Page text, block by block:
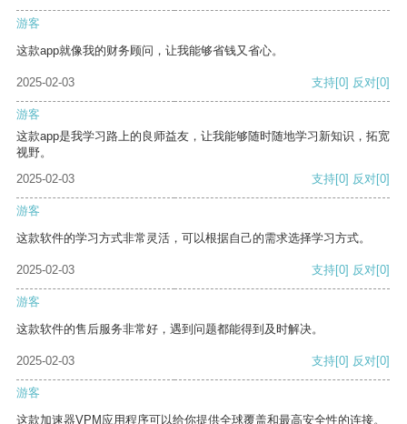
游客
这款app就像我的财务顾问，让我能够省钱又省心。
2025-02-03 支持[0] 反对[0]
游客
这款app是我学习路上的良师益友，让我能够随时随地学习新知识，拓宽
视野。
2025-02-03
支持[0] 反对[0]
游客
这款软件的学习方式非常灵活，可以根据自己的需求选择学习方式。
2025-02-03 支持[0] 反对[0]
游客
这款软件的售后服务非常好，遇到问题都能得到及时解决。
2025-02-03 支持[0] 反对[0]
游客
这款加速器VPM应用程序可以给你提供全球覆盖和最高安全性的连接。